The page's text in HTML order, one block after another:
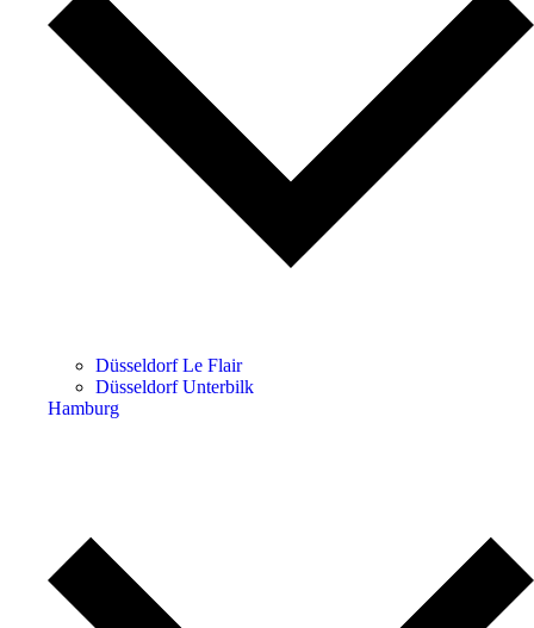
Düsseldorf Le Flair
Düsseldorf Unterbilk
Hamburg